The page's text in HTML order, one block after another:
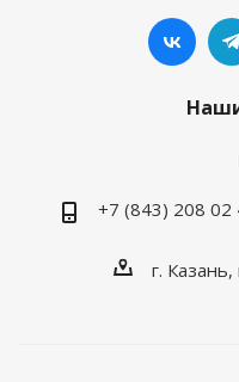
+7 (843) 208 02
г. Казань,